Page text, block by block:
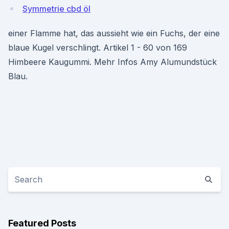
Symmetrie cbd öl
einer Flamme hat, das aussieht wie ein Fuchs, der eine
blaue Kugel verschlingt. Artikel 1 - 60 von 169
Himbeere Kaugummi. Mehr Infos Amy Alumundstück
Blau.
Featured Posts